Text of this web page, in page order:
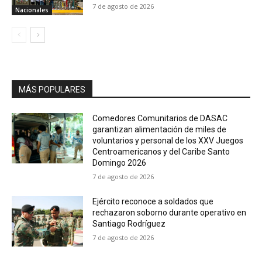
Nacionales 7 de agosto de 2026
MÁS POPULARES
Comedores Comunitarios de DASAC
garantizan alimentación de miles de
voluntarios y personal de los XXV Juegos
Centroamericanos y del Caribe Santo
Domingo 2026
7 de agosto de 2026
Ejército reconoce a soldados que
rechazaron soborno durante operativo en
Santiago Rodríguez
7 de agosto de 2026